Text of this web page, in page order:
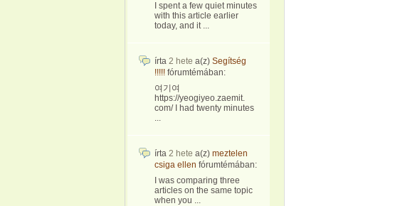
I spent a few quiet minutes
with this article earlier
today, and it ...
írta 2 hete a(z) Segítség
!!!!! fórumtémában:
여기여
https://yeogiyeo.zaemit.
com/ I had twenty minutes
...
írta 2 hete a(z) meztelen
csiga ellen fórumtémában:
I was comparing three
articles on the same topic
when you ...